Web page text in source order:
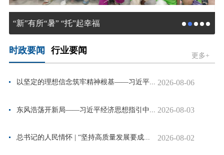
“新”有所“暑” “托”起幸福
时政要闻 行业要闻
更多+
以坚定的理想信念筑牢精神根基——习近平... 2026-08-06
东风浩荡开新局——习近平经济思想指引中... 2026-08-03
总书记的人民情怀 | “坚持高质量发展要成... 2026-08-02